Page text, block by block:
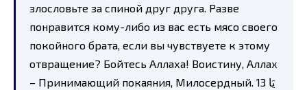
злословьте за спиной друг друга. Разве
понравится кому-либо из вас есть мясо своего
покойного брата, если вы чувствуете к этому
отвращение? Бойтесь Аллаха! Воистину, Аллах
– Принимающий покаяния, Милосердный. 13 يَا